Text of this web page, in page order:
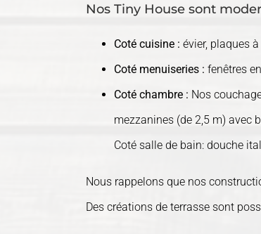
Nos Tiny House sont
Coté cuisine : évier, plaques
Coté menuiseries : fenêtres
Coté chambre : Nos
mezzanines (de 2,5 m) avec
Coté salle de bain: douche
Nous rappelons que nos
Des créations de terrasse sont